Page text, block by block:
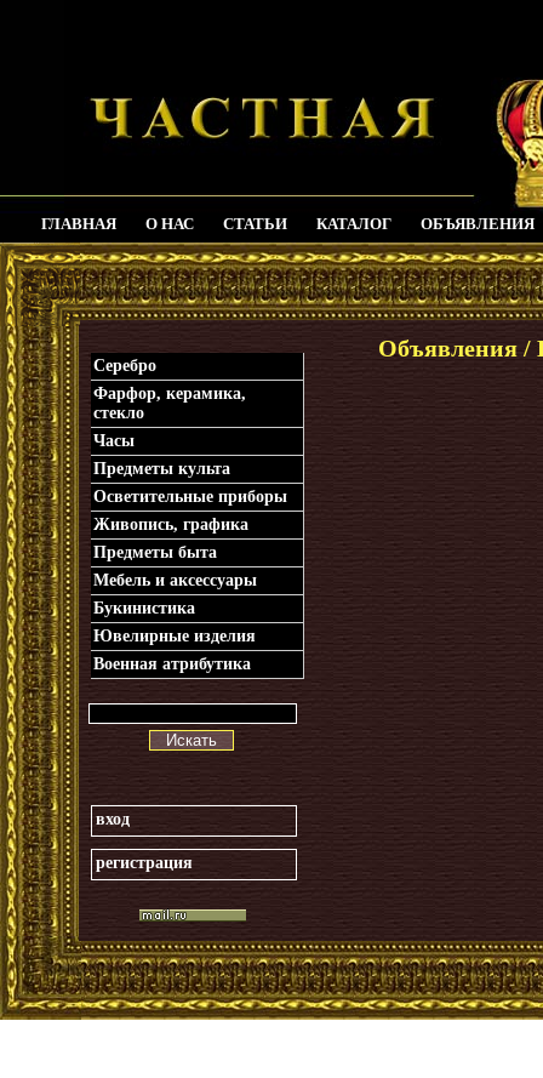
ГЛАВНАЯ О НАС СТАТЬИ КАТАЛОГ ОБЪЯВЛЕНИЯ
_
Объявления /
Серебро
Фарфор, керамика,
стекло
Часы
Предметы культа
Осветительные приборы
Живопись, графика
Предметы быта
Мебель и аксессуары
Букинистика
Ювелирные изделия
Военная атрибутика
Искать
вход
регистрация